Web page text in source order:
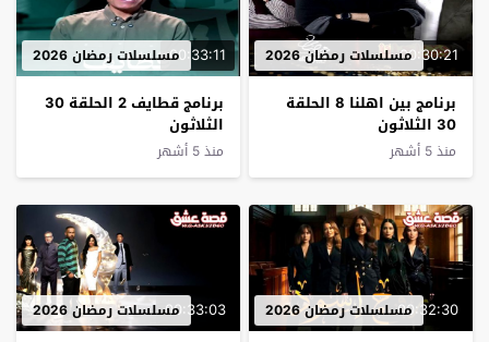
00:30:21مسلسلات رمضان 2026
ﺑﺮﻧﺎﻣﺞ بين اهلنا 8 الحلقة
30 الثلاثون
منذ 5 أشهر
00:33:11مسلسلات رمضان 2026
ﺑﺮﻧﺎﻣﺞ قطايف 2 الحلقة 30
الثلاثون
منذ 5 أشهر
00:32:30مسلسلات رمضان 2026 00:33:03مسلسلات رمضان 2026